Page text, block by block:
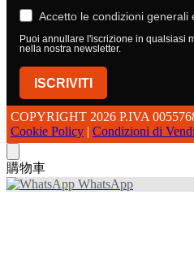
Accetto le condizioni generali
Puoi annullare l'iscrizione in qualsiasi
nella nostra newsletter.
ISCRIVITI
COPYRIGHT 2026 P.IVA
Cookie Policy | Condizioni di
購物車
WhatsApp